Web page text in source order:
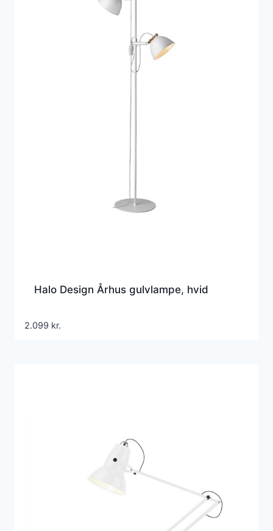
Halo Design Århus gulvlampe, hvid
2.099 kr.